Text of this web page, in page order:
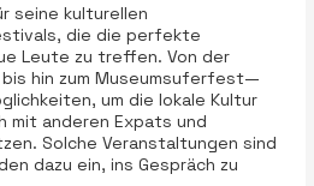
seine kulturellen
die die perfekte
Leute zu treffen. Von der
hin zum Museumsuferfest—
um die lokale Kultur
mit anderen Expats und
Solche Veranstaltungen sind
dazu ein, ins Gespräch zu